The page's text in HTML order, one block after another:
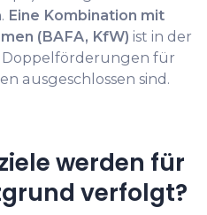
Eine Kombination mit
(BAFA, KfW) ist in der
Doppelförderungen für
ausgeschlossen sind.
werden für
verfolgt?